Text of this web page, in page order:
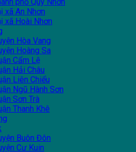
xã An Nhơn
xã Hoài Nhơn
Hòa Vang
Hoàng Sa
Cẩm Lệ
Hải Châu
Liên Chiểu
Ngũ Hành Sơn
Sơn Trà
Thanh Khê
Buôn Đôn
Cư Kuin